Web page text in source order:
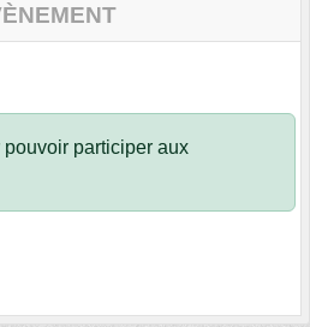
pouvoir participer aux